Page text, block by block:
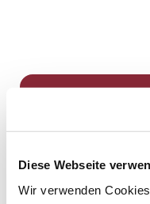
Diese Webseite
Wir verwenden
Dies